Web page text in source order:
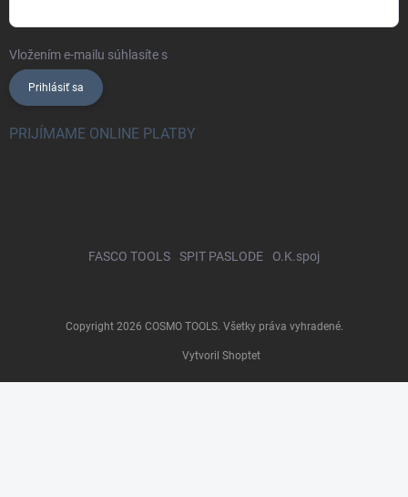
Vložením e-mailu súhlasíte s
Prihlásiť sa
PRIJÍMAME ONLINE PLATBY
FASCO TOOLS SPIT PASLODE O.K.spoj
Vytvoril Shoptet
Copyright 2026 COSMO TOOLS. Všetky práva vyhradené.